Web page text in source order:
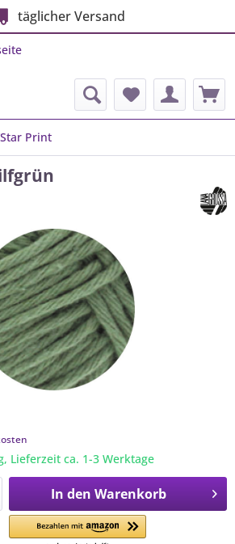
täglicher Versand
Print
Lieferzeit ca. 1-3 Werktage
In den Warenkorb